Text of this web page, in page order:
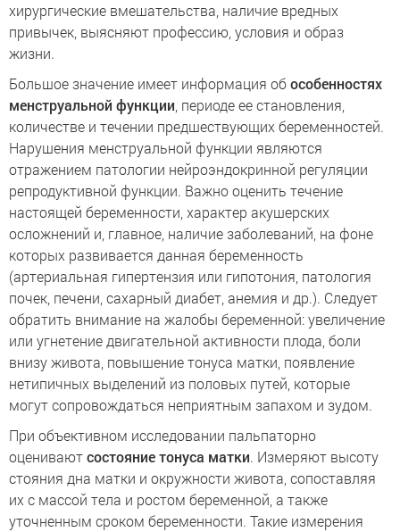
хирургические вмешательства, наличие вредных
привычек, выясняют профессию, условия и образ
жизни.
Большое значение имеет информация обособенностях
менструальной функции , периоде ее становления,
количестве и течении предшествующих беременностей.
Нарушения менструальной функции являются
отражением патологии нейроэндокринной регуляции
репродуктивной функции. Важно оценить течение
настоящей беременности, характер акушерских
осложнений и, главное, наличие заболеваний, на фоне
которых развивается данная беременность
(артериальная гипертензия или гипотония, патология
почек, печени, сахарный диабет, анемия и др.). Следует
обратить внимание на жалобы беременной: увеличение
или угнетение двигательной активности плода, боли
внизу живота, повышение тонуса матки, появление
нетипичных выделений из половых путей, которые
могут сопровождаться неприятным запахом и зудом.
При объективном исследовании пальпаторно
оцениваютсостояние тонуса матки. Измеряют высоту
стояния дна матки и окружности живота, сопоставляя
их с массой тела и ростом беременной, а также
уточненным сроком беременности. Такие измерения